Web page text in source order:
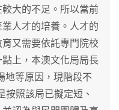
大的不足。所以當前
人才的培養。人才的
又需要依託專門院校
上，本澳文化局局長
地等原因，現階段不
按照該局已擬定短、